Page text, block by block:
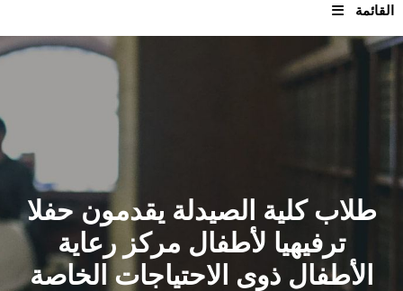
القائمة
الرئيسيـة
القطاعـات
الشئون الأكاديمية
البحث العلمي
طلاب كلية الصيدلة يقدمون حفلا
ترفيهيا لأطفال مركز رعاية
الأطفال ذوى الاحتياجات الخاصة